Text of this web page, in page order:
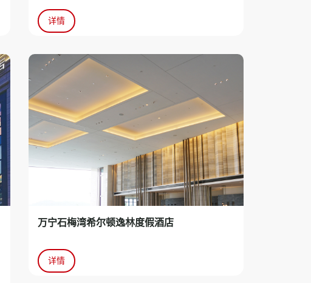
详情
万宁石梅湾希尔顿逸林度假酒店
详情